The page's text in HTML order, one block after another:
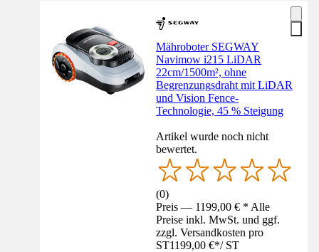
Mähroboter SEGWAY
Navimow i215 LiDAR
22cm/1500m², ohne
Begrenzungsdraht mit LiDAR
und Vision Fence-
Technologie, 45 % Steigung
Artikel wurde noch nicht
bewertet.
(0)
Preis — 1199,00 € * Alle
Preise inkl. MwSt. und ggf.
zzgl. Versandkosten pro
ST1199,00 €*/ ST